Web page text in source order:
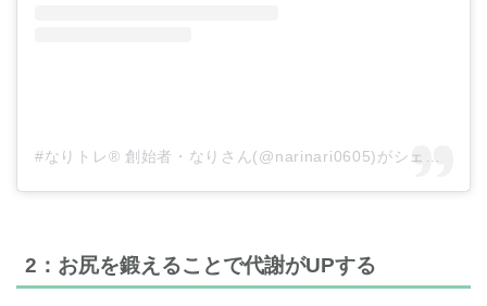
2：お尻を鍛えることで代謝がUPする